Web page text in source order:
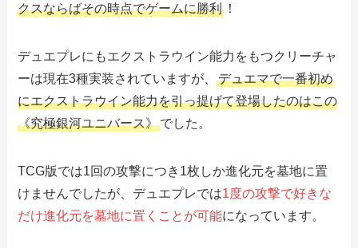
クスならばその時点でゲームに勝利 ！
デュエプレにもエクストラウイン能力をもつクリーチャ
ーは現在3種実装されていますが、デュエマで一番初め
にエクストラウイン能力を引っ提げて登場したのはこの
《究極銀河ユニバース》でした。
TCG版では1回の攻撃につき1枚しか進化元を墓地に置
けませんでしたが、デュエプレでは1度の攻撃で好きな
だけ進化元を墓地に置くことが可能になっています。